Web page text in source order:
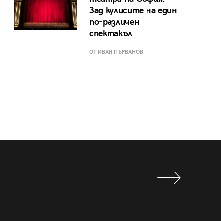
Зад кулисите на един
по-различен
спектакъл
ОТ ИВАН ПЪРВАНОВ